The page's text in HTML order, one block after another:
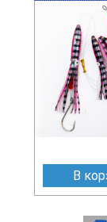
В